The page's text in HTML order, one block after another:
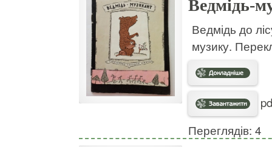
Ведмідь-
Ведмідь до
музику.
Переглядів: 4